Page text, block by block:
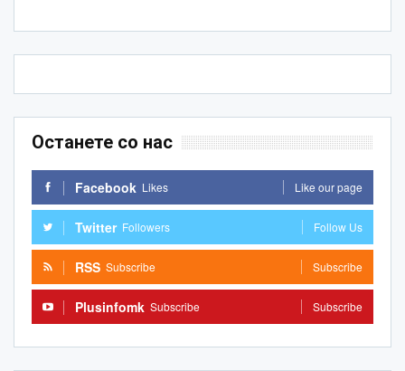
Останете со нас
Facebook Likes Like our page
Twitter Followers Follow Us
RSS Subscribe Subscribe
Plusinfomk Subscribe Subscribe